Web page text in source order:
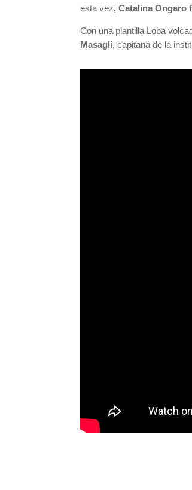
esta vez, Catalina Ongaro
Con una plantilla Loba
Masagli, capitana de la